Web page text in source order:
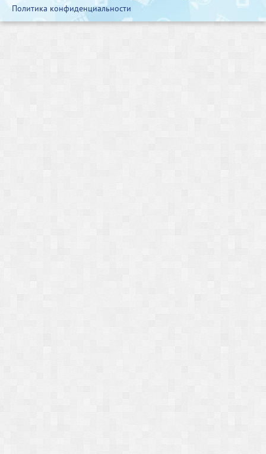
Политика конфиденциальности